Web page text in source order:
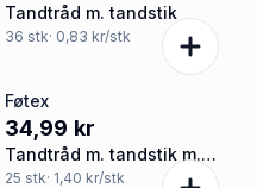
Tandtråd m. tandstik
36 stk· 0,83 kr/stk
Føtex
34,99 kr
Tandtråd m. tandstik m.
mintsmag
25 stk· 1,40 kr/stk